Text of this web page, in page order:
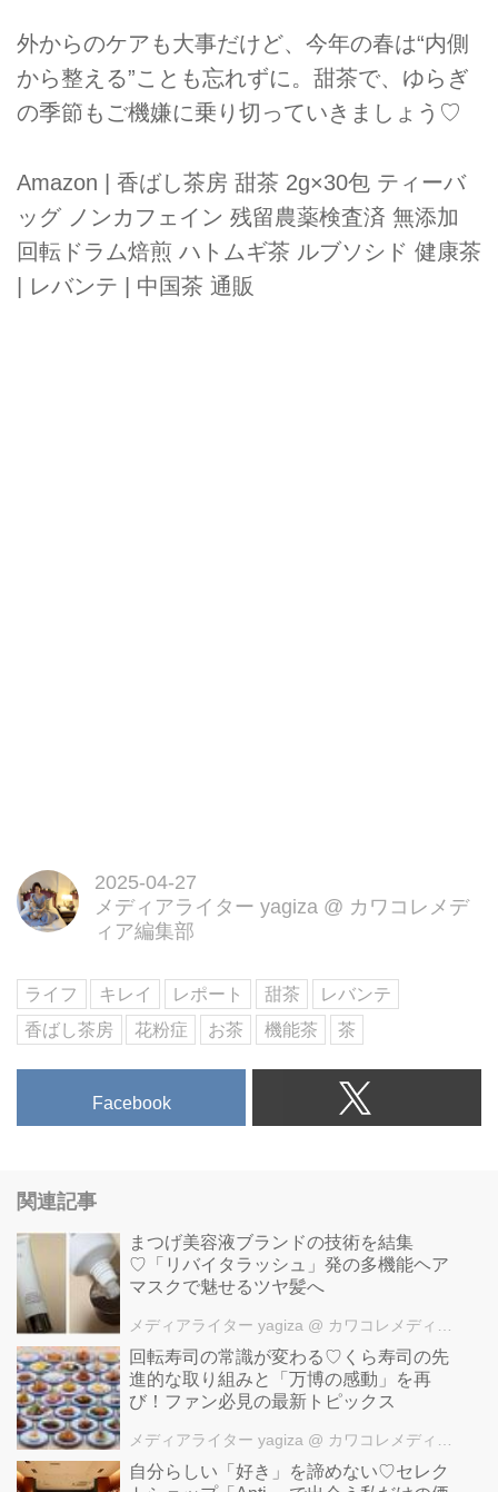
外からのケアも大事だけど、今年の春は“内側
から整える”ことも忘れずに。甜茶で、ゆらぎ
の季節もご機嫌に乗り切っていきましょう♡
Amazon | 香ばし茶房 甜茶 2g×30包 ティーバ
ッグ ノンカフェイン 残留農薬検査済 無添加
回転ドラム焙煎 ハトムギ茶 ルブソシド 健康茶
| レバンテ | 中国茶 通販
2025-04-27
メディアライター yagiza @ カワコレメデ
ィア編集部
ライフ キレイ レポート 甜茶
レバンテ
香ばし茶房
花粉症 お茶 機能茶 茶
Facebook
関連記事
まつげ美容液ブランドの技術を結集
♡「リバイタラッシュ」発の多機能ヘア
マスクで魅せるツヤ髪へ
メディアライター yagiza @ カワコレメディア編集部
回転寿司の常識が変わる♡くら寿司の先
進的な取り組みと「万博の感動」を再
び！ファン必見の最新トピックス
メディアライター yagiza @ カワコレメディア編集部
自分らしい「好き」を諦めない♡セレク